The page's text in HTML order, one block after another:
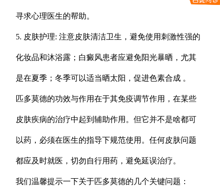
寻求心理医生的帮助。
5. 皮肤护理: 注意皮肤清洁卫生，避免使用刺激性强的
化妆品和沐浴露；白癜风患者应避免阳光暴晒，尤其
是在夏季；冬季可以适当晒太阳，促进色素合成 。
匹多莫德的功效与作用在于其免疫调节作用，在某些
皮肤疾病的治疗中起到辅助作用。但它并不是啥都可
以药，必须在医生的指导下规范使用。任何皮肤问题
都应及时就医，切勿自行用药，避免延误治疗。
我们温馨提示一下关于匹多莫德的几个关键问题：